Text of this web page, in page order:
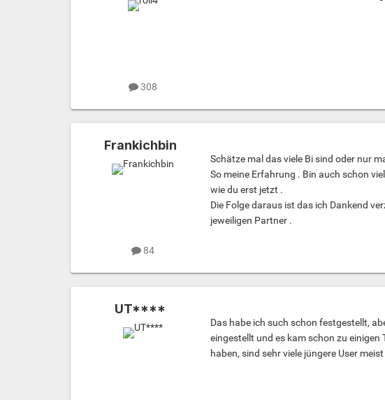
308
Frankichbin
84
Schätze mal das viele Bi sind oder nur
So meine Erfahrung . Bin auch schon
wie du erst jetzt .
Die Folge daraus ist das ich Dankend
jeweiligen Partner .
UT****
Das habe ich such schon festgestellt,
eingestellt und es kam schon zu einigen
haben, sind sehr viele jüngere User